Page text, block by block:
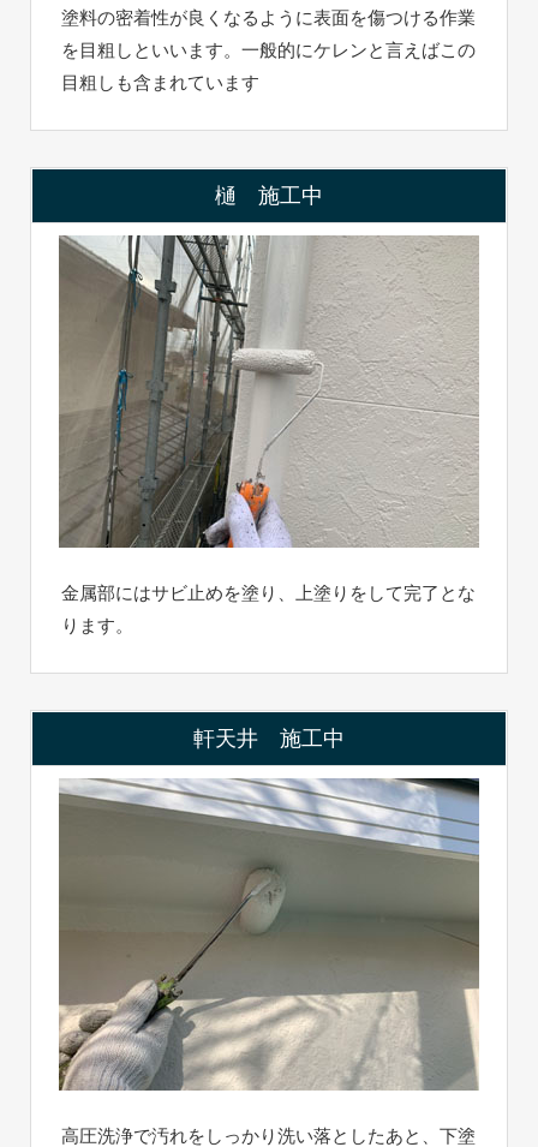
塗料の密着性が良くなるように表面を傷つける作業
を目粗しといいます。一般的にケレンと言えばこの
目粗しも含まれています
樋 施工中
金属部にはサビ止めを塗り、上塗りをして完了とな
ります。
軒天井 施工中
高圧洗浄で汚れをしっかり洗い落としたあと、下塗